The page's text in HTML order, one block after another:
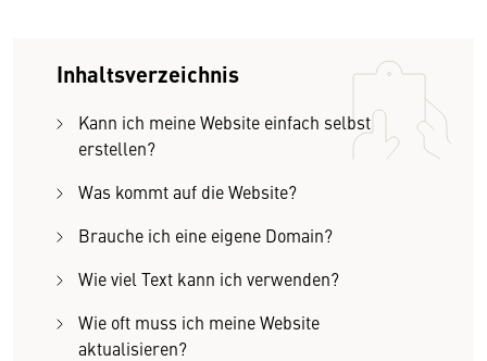
Inhaltsverzeichnis
Kann ich meine Website einfach selbst
erstellen?
Was kommt auf die Website?
Brauche ich eine eigene Domain?
Wie viel Text kann ich verwenden?
Wie oft muss ich meine Website
aktualisieren?